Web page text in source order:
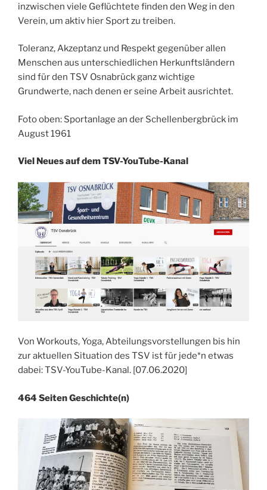
inzwischen viele Geflüchtete finden den Weg in den
Verein, um aktiv hier Sport zu treiben.
Toleranz, Akzeptanz und Respekt gegenüber allen
Menschen aus unterschiedlichen Herkunftsländern
sind für den TSV Osnabrück ganz wichtige
Grundwerte, nach denen er seine Arbeit ausrichtet.
Foto oben: Sportanlage an der Schellenbergbrück im
August 1961
Viel Neues auf dem TSV-YouTube-Kanal
Von Workouts, Yoga, Abteilungsvorstellungen bis hin
zur aktuellen Situation des TSV ist für jede*n etwas
dabei: TSV-YouTube-Kanal. [07.06.2020]
464 Seiten Geschichte(n)